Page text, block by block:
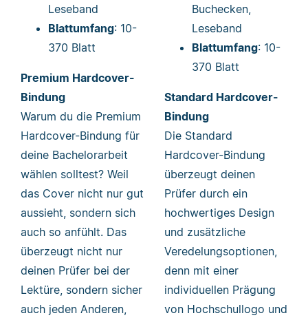
Leseband
Blattumfang: 10-
370 Blatt
Premium Hardcover-
Bindung
Warum du die Premium
Hardcover-Bindung für
deine Bachelorarbeit
wählen solltest? Weil
das Cover nicht nur gut
aussieht, sondern sich
auch so anfühlt. Das
überzeugt nicht nur
deinen Prüfer bei der
Lektüre, sondern sicher
auch jeden Anderen,
Buchecken,
Leseband
Blattumfang: 10-
370 Blatt
Standard Hardcover-
Bindung
Die Standard
Hardcover-Bindung
überzeugt deinen
Prüfer durch ein
hochwertiges Design
und zusätzliche
Veredelungsoptionen,
denn mit einer
individuellen Prägung
von Hochschullogo und